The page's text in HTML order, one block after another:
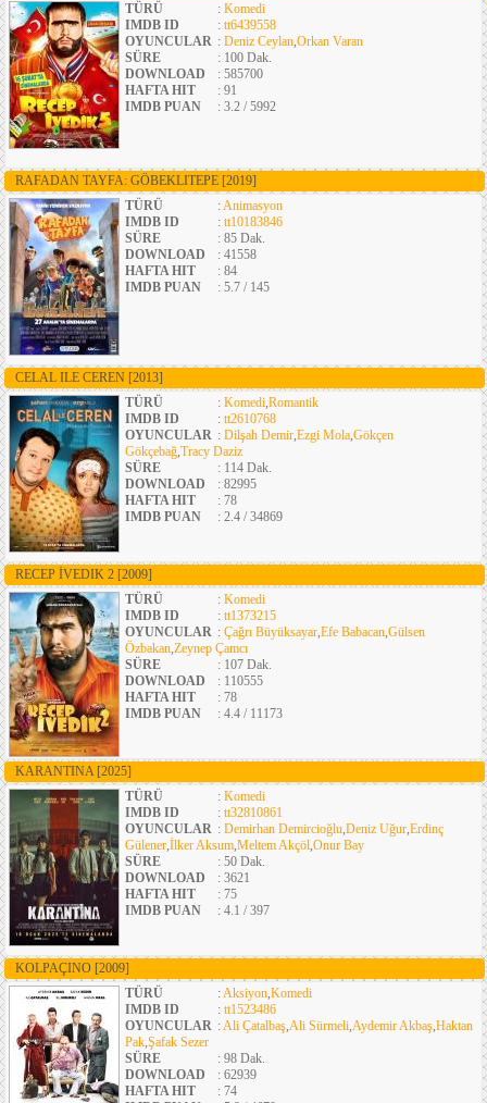
TÜRÜ
: Komedi
IMDB ID
: tt6439558
OYUNCULAR : Deniz Ceylan,Orkan Varan
SÜRE
: 100 Dak.
DOWNLOAD
: 585700
HAFTA HIT
: 91
IMDB PUAN
: 3.2 / 5992
RAFADAN TAYFA: GÖBEKLITEPE [2019]
TÜRÜ
:Animasyon
IMDB ID
: tt10183846
SÜRE
: 85 Dak.
DOWNLOAD
: 41558
HAFTA HIT
: 84
IMDB PUAN
: 5.7 / 145
CELAL ILE CEREN [2013]
TÜRÜ
: Komedi,Romantik
IMDB ID
: tt2610768
OYUNCULAR : Dilşah Demir,Ezgi Mola,Gökçen
Gökçebağ,Tracy Daziz
SÜRE
: 114 Dak.
DOWNLOAD
: 82995
HAFTA HIT
: 78
IMDB PUAN
: 2.4 / 34869
RECEP İVEDIK 2 [2009]
TÜRÜ
: Komedi
IMDB ID
: tt1373215
OYUNCULAR : Çağrı Büyüksayar,Efe Babacan,Gülsen
Özbakan,Zeynep Çamcı
SÜRE
: 107 Dak.
DOWNLOAD
: 110555
HAFTA HIT
: 78
IMDB PUAN
: 4.4 / 11173
KARANTINA [2025]
TÜRÜ
: Komedi
IMDB ID
: tt32810861
OYUNCULAR : Demirhan Demircioğlu,Deniz Uğur,Erdinç
Gülener,İlker Aksum,Meltem Akçöl,Onur Bay
SÜRE
: 50 Dak.
DOWNLOAD
: 3621
HAFTA HIT
: 75
IMDB PUAN
: 4.1 / 397
KOLPAÇINO [2009]
TÜRÜ
:Aksiyon,Komedi
IMDB ID
: tt1523486
OYUNCULAR :Ali Çatalbaş,Ali Sürmeli,Aydemir Akbaş,Haktan
Pak,Şafak Sezer
SÜRE
: 98 Dak.
DOWNLOAD
: 62939
HAFTA HIT
: 74